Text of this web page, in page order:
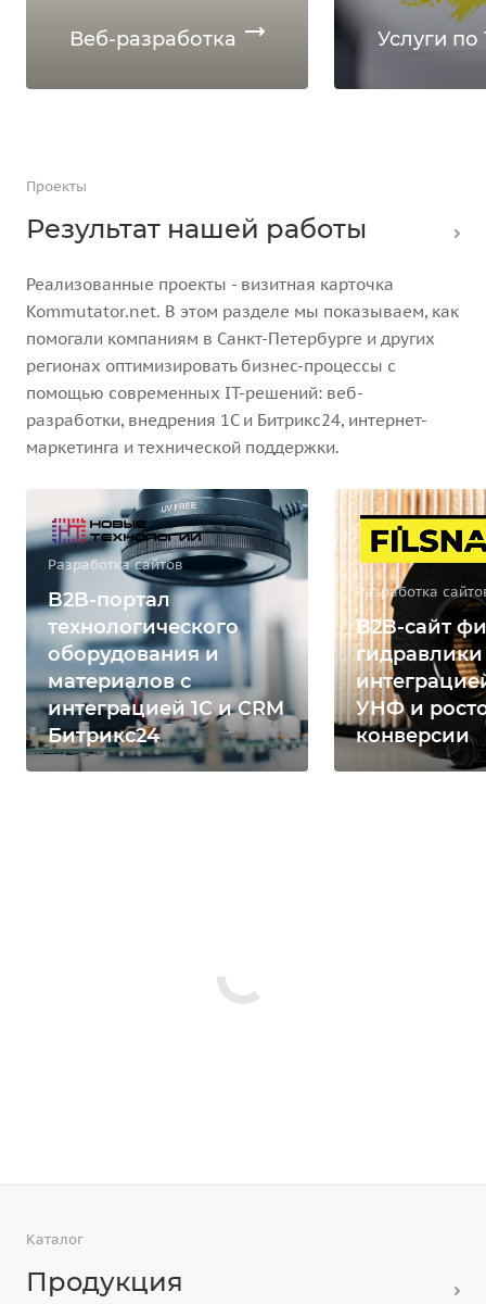
Веб-разработка Услуги по
Проекты
Результат нашей работы
Реализованные проекты - визитная карточка
Kommutator.net. В этом разделе мы показываем, как
помогали компаниям в Санкт-Петербурге и других
регионах оптимизировать бизнес-процессы с
помощью современных IT-решений: веб-
разработки, внедрения 1С и Битрикс24, интернет-
маркетинга и технической поддержки.
Разработка сайтов
B2B-портал
технологического
оборудования и
материалов с
интеграцией 1С и CRM
Битрикс24
Разработка
B2B-сайт
гидравлики
УНФ и
конверсии
Каталог
Продукция